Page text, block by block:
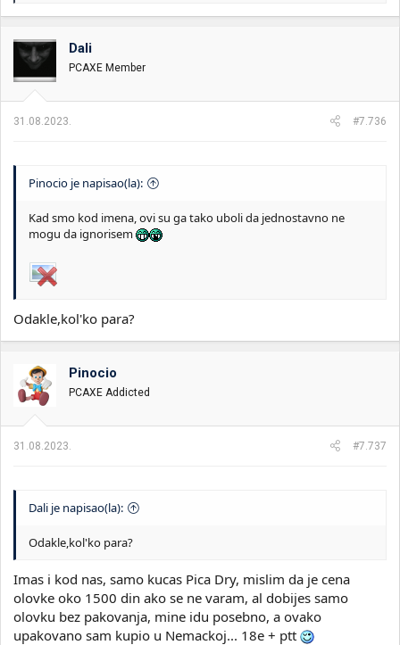
a
o
v
n
:
Dali
PCAXE Member
31.08.2023. #7.736
Pinocio je napisao(la):
Kad smo kod imena, ovi su ga tako uboli da jednostavno ne
mogu da ignorisem
Odakle,kol'ko para?
Pinocio
PCAXE Addicted
31.08.2023. #7.737
Dali je napisao(la):
Odakle,kol'ko para?
Imas i kod nas, samo kucas Pica Dry, mislim da je cena
olovke oko 1500 din ako se ne varam, al dobijes samo
olovku bez pakovanja, mine idu posebno, a ovako
upakovano sam kupio u Nemackoj... 18e + ptt